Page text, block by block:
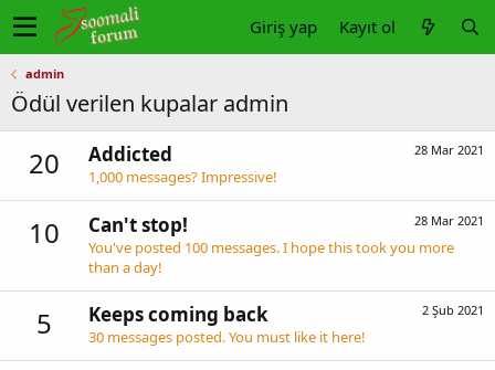
Giriş yap Kayıt ol
admin
Ödül verilen kupalar admin
20 28 Mar 2021
Addicted
1,000 messages? Impressive!
10 28 Mar 2021
Can't stop!
You've posted 100 messages. I hope this took you more
than a day!
5 2 Şub 2021
Keeps coming back
30 messages posted. You must like it here!